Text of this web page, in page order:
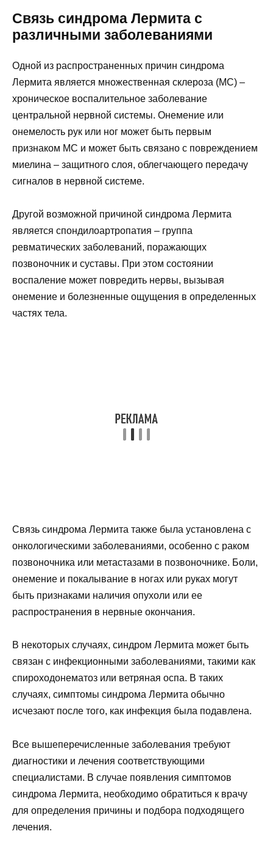
Связь синдрома Лермита с
различными заболеваниями
Одной из распространенных причин синдрома
Лермита является множественная склероза (МС) –
хроническое воспалительное заболевание
центральной нервной системы. Онемение или
онемелость рук или ног может быть первым
признаком МС и может быть связано с повреждением
миелина – защитного слоя, облегчающего передачу
сигналов в нервной системе.
Другой возможной причиной синдрома Лермита
является спондилоартропатия – группа
ревматических заболеваний, поражающих
позвоночник и суставы. При этом состоянии
воспаление может повредить нервы, вызывая
онемение и болезненные ощущения в определенных
частях тела.
Связь синдрома Лермита также была установлена с
онкологическими заболеваниями, особенно с раком
позвоночника или метастазами в позвоночнике. Боли,
онемение и покалывание в ногах или руках могут
быть признаками наличия опухоли или ее
распространения в нервные окончания.
В некоторых случаях, синдром Лермита может быть
связан с инфекционными заболеваниями, такими как
спироходонематоз или ветряная оспа. В таких
случаях, симптомы синдрома Лермита обычно
исчезают после того, как инфекция была подавлена.
Все вышеперечисленные заболевания требуют
диагностики и лечения соответствующими
специалистами. В случае появления симптомов
синдрома Лермита, необходимо обратиться к врачу
для определения причины и подбора подходящего
лечения.